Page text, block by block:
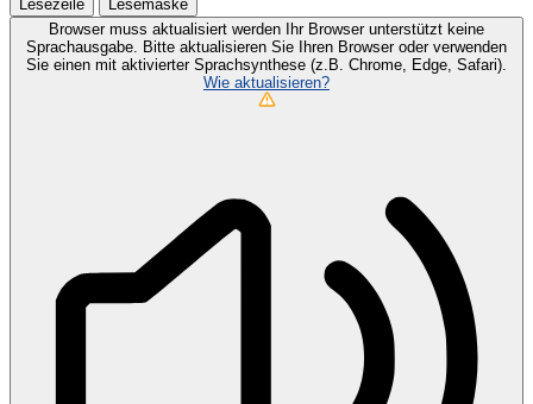
Lesezeile
Lesemaske
Browser muss aktualisiert werden
Ihr Browser unterstützt keine
Sprachausgabe. Bitte aktualisieren Sie Ihren Browser oder verwenden
Sie einen mit aktivierter Sprachsynthese (z.B. Chrome, Edge, Safari).
Wie aktualisieren?